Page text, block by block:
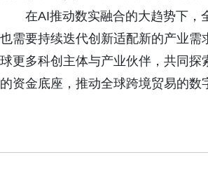
在AI推动数实融合的大趋势下，
也需要持续迭代创新适配新的产业
球更多科创主体与产业伙伴，共同
的资金底座，推动全球跨境贸易的数